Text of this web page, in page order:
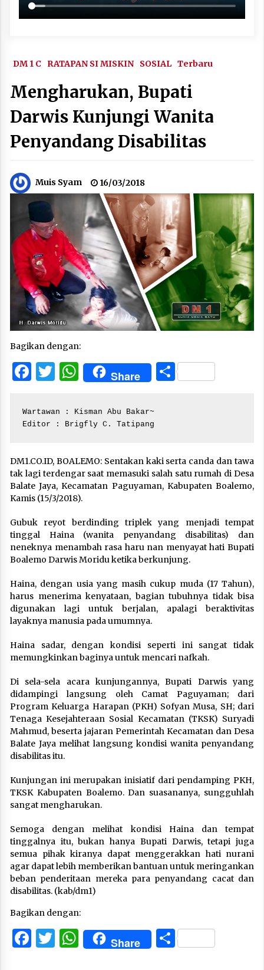
DM 1 C RATAPAN SI MISKIN SOSIAL Terbaru
Mengharukan, Bupati
Darwis Kunjungi Wanita
Penyandang Disabilitas
Muis Syam 16/03/2018
Bagikan dengan:
Facebook
Twitter
WhatsApp
Share Share
Wartawan : Kisman Abu Bakar~
Editor : Brigfly C. Tatipang
DM1.CO.ID, BOALEMO: Sentakan kaki serta canda dan tawa
tak lagi terdengar saat memasuki salah satu rumah di Desa
Balate Jaya, Kecamatan Paguyaman, Kabupaten Boalemo,
Kamis (15/3/2018).
Gubuk reyot berdinding triplek yang menjadi tempat
tinggal Haina (wanita penyandang disabilitas) dan
neneknya menambah rasa haru nan menyayat hati Bupati
Boalemo Darwis Moridu ketika berkunjung.
Haina, dengan usia yang masih cukup muda (17 Tahun),
harus menerima kenyataan, bagian tubuhnya tidak bisa
digunakan lagi untuk berjalan, apalagi beraktivitas
layaknya manusia pada umumnya.
Haina sadar, dengan kondisi seperti ini sangat tidak
memungkinkan baginya untuk mencari nafkah.
Di sela-sela acara kunjungannya, Bupati Darwis yang
didampingi langsung oleh Camat Paguyaman; dari
Program Keluarga Harapan (PKH) Sofyan Musa, SH; dari
Tenaga Kesejahteraan Sosial Kecamatan (TKSK) Suryadi
Mahmud, beserta jajaran Pemerintah Kecamatan dan Desa
Balate Jaya melihat langsung kondisi wanita penyandang
disabilitas itu.
Kunjungan ini merupakan inisiatif dari pendamping PKH,
TKSK Kabupaten Boalemo. Dan suasananya, sungguhlah
sangat mengharukan.
Semoga dengan melihat kondisi Haina dan tempat
tinggalnya itu, bukan hanya Bupati Darwis, tetapi juga
semua pihak kiranya dapat menggerakkan hati nurani
agar dapat lebih memberikan bantuan untuk meringankan
beban penderitaan mereka para penyandang cacat dan
disabilitas. (kab/dm1)
Bagikan dengan:
Facebook
Twitter
WhatsApp
Share Share